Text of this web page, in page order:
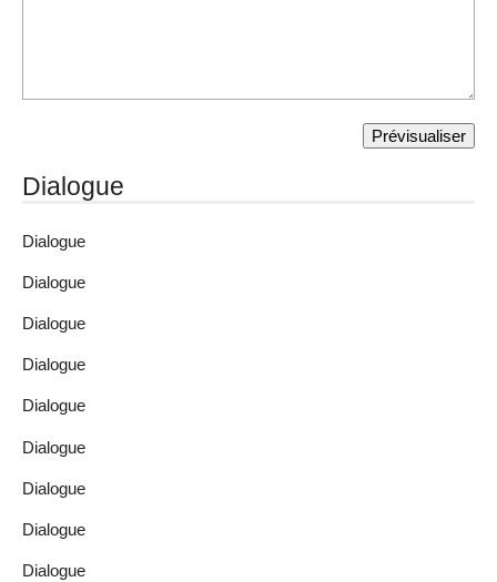
Dialogue
Dialogue
Dialogue
Dialogue
Dialogue
Dialogue
Dialogue
Dialogue
Dialogue
Dialogue